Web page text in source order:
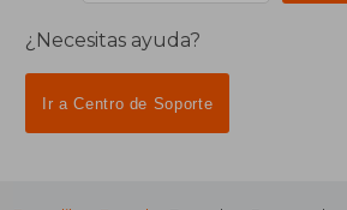
¿Necesitas ayuda?
Ir a Centro de Soporte